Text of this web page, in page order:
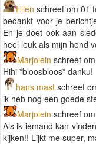
Ellen schreef om 01
bedankt voor je
En je doet ook aan
heel leuk als mijn hond
Marjolein schreef
Hihi *bloosbloos* danku!
hans mast schreef
ik heb nog een goede
Marjolein schreef
Als ik iemand kan
kijken!! Lijkt me super,